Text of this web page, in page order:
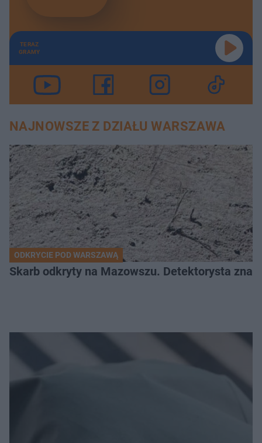
TERAZ
GRAMY
NAJNOWSZE Z DZIAŁU WARSZAWA
ODKRYCIE POD WARSZAWĄ
Skarb odkryty na Mazowszu. Detektorysta